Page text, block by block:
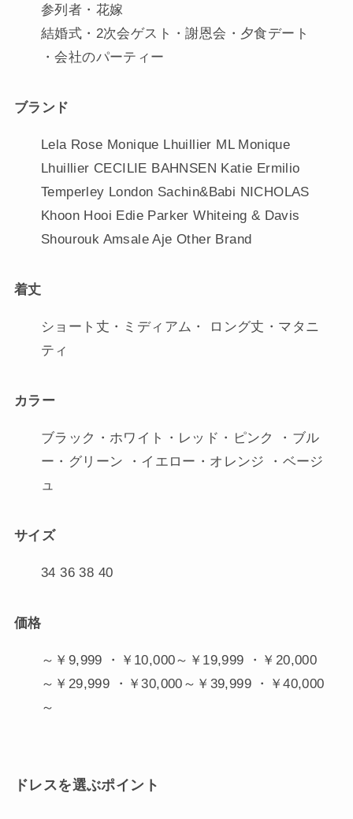
参列者・花嫁
結婚式・2次会ゲスト・謝恩会・夕食デート
・会社のパーティー
ブランド
Lela Rose Monique Lhuillier ML Monique
Lhuillier CECILIE BAHNSEN Katie Ermilio
Temperley London Sachin&Babi NICHOLAS
Khoon Hooi Edie Parker Whiteing & Davis
Shourouk Amsale Aje Other Brand
着丈
ショート丈・ミディアム・ ロング丈・マタニ
ティ
カラー
ブラック・ホワイト・レッド・ピンク ・ブル
ー・グリーン ・イエロー・オレンジ ・ベージ
ュ
サイズ
34 36 38 40
価格
～￥9,999 ・￥10,000～￥19,999 ・￥20,000
～￥29,999 ・￥30,000～￥39,999 ・￥40,000
～
ドレスを選ぶポイント